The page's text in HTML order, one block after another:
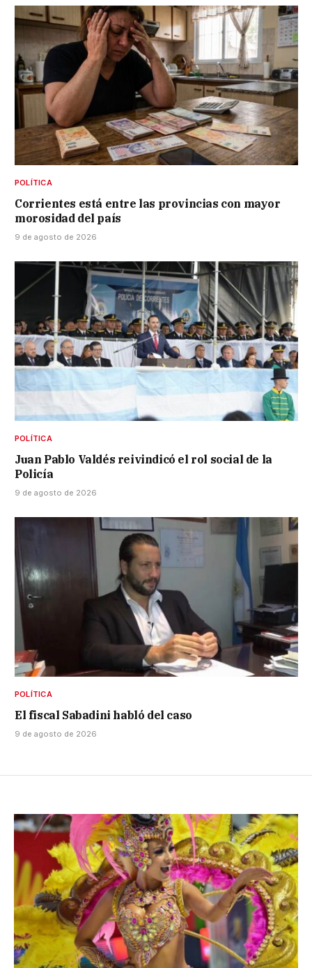
POLÍTICA
Corrientes está entre las provincias con mayor
morosidad del país
9 de agosto de 2026
POLÍTICA
Juan Pablo Valdés reivindicó el rol social de la
Policía
9 de agosto de 2026
POLÍTICA
El fiscal Sabadini habló del caso
9 de agosto de 2026